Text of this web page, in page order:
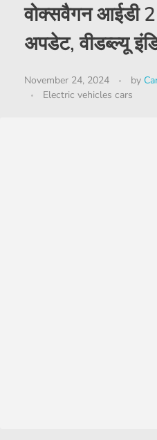
वोक्सवैगन आईडी
अपडेट, वीडब्ल्यू
November 24, 2024 by
Electric vehicles cars